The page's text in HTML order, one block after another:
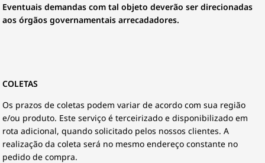
Eventuais demandas com tal objeto deverão ser direcionadas
aos órgãos governamentais arrecadadores.
COLETAS
Os prazos de coletas podem variar de acordo com sua região
e/ou produto. Este serviço é terceirizado e disponibilizado em
rota adicional, quando solicitado pelos nossos clientes. A
realização da coleta será no mesmo endereço constante no
pedido de compra.